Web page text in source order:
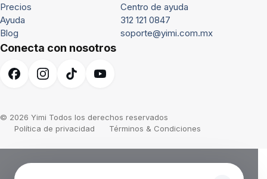
Precios
Ayuda
Blog
Centro de ayuda
312 121 0847
soporte@yimi.com.mx
Conecta con nosotros
© 2026 Yimi Todos los derechos reservados
Política de privacidad
Términos & Condiciones